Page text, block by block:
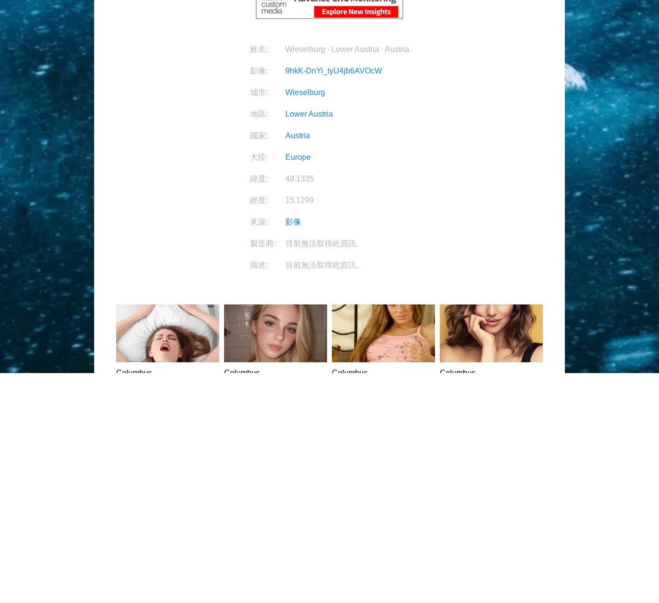
姓名: Wieselburg · Lower Austria · Austria
影像: 9hkK-DnYi_tyU4jb6AVOcW
城市: Wieselburg
地區: Lower Austria
國家: Austria
大陸: Europe
緯度: 48.1335
經度: 15.1299
來源: 影像
製造商: 目前無法取得此資訊。
描述: 目前無法取得此資訊。
Columbus Columbus Columbus Columbus